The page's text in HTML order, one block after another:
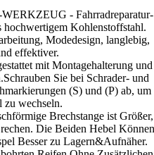
- Fahrradreparatur-
hochwertigem Kohlenstoffstahl.
Modedesign, langlebig,
effektiver.
mit Montagehalterung und
Sie bei Schrader- und
(S) und (P) ab, um
zu wechseln.
Brechstange ist Größer,
Die Beiden Hebel Können
Besser zu Lagern&Aufnäher.